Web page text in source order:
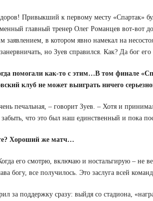
Привыкший к первому месту «Спартак»
главный тренер Олег Романцев вот-
заявлением, в котором явно намекал на
но Зуев справился. Как? Да бог
помогали как-то с этим…В том финале
клуб не может выиграть ничего
печальная, – говорит Зуев. – Хотя и
забыть, что это был наш единственный и пока
Хороший же матч…
его смотрю, включаю и ностальгирую – не
богу, все получилось. Это заслуга всей
за поддержку сразу: выйдя со стадиона,